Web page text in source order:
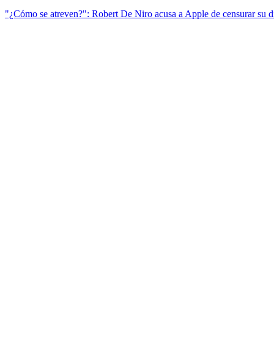
"¿Cómo se atreven?": Robert De Niro acusa a Apple de censurar su